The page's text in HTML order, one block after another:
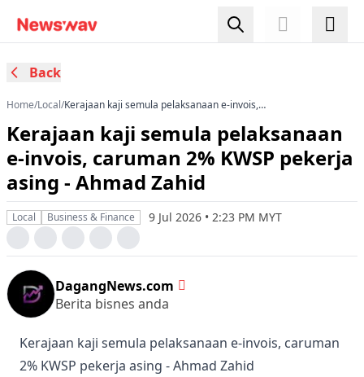
Back
Home/Local/Kerajaan kaji semula pelaksanaan e-invois,
Kerajaan kaji semula pelaksanaan
e-invois, caruman 2% KWSP pekerja
asing - Ahmad Zahid
Local Business & Finance 9 Jul 2026 • 2:23 PM MYT
DagangNews.com
Berita bisnes anda
Kerajaan kaji semula pelaksanaan e-invois, caruman
2% KWSP pekerja asing - Ahmad Zahid